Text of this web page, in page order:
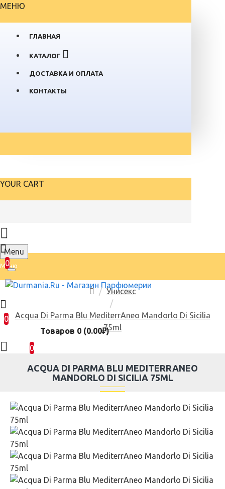
МЕНЮ
ГЛАВНАЯ
КАТАЛОГ
ДОСТАВКА И ОПЛАТА
КОНТАКТЫ
YOUR CART
Menu
0
0
Товаров 0 (0.00₽)
0
Унисекс
Acqua Di Parma Blu MediterrAneo Mandorlo Di Sicilia
75ml
ACQUA DI PARMA BLU MEDITERRANEO
MANDORLO DI SICILIA 75ML